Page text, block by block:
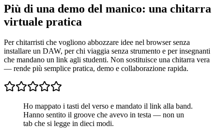
Più di una demo del manico: una chitarra
virtuale pratica
Per chitarristi che vogliono abbozzare idee nel browser senza
installare un DAW, per chi viaggia senza strumento e per insegnanti
che mandano un link agli studenti. Non sostituisce una chitarra vera
— rende più semplice pratica, demo e collaborazione rapida.
Ho mappato i tasti del verso e mandato il link alla band.
Hanno sentito il groove che avevo in testa — non un
tab che si legge in dieci modi.